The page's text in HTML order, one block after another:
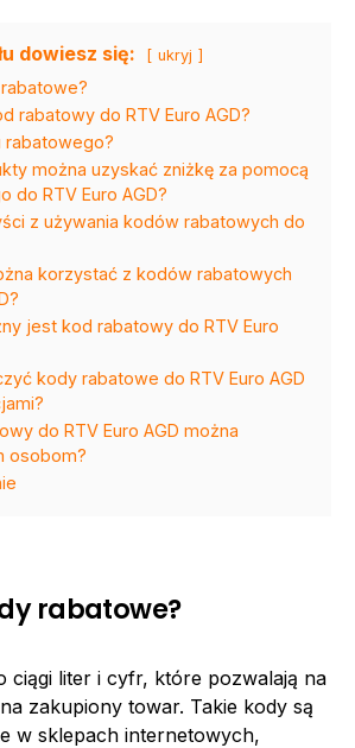
dowiesz się: ukryj
rabatowy do RTV Euro AGD?
rabatowego?
można uzyskać zniżkę za pomocą
do RTV Euro AGD?
z używania kodów rabatowych do
korzystać z kodów rabatowych
jest kod rabatowy do RTV Euro
kody rabatowe do RTV Euro AGD
do RTV Euro AGD można
osobom?
rabatowe?
ciągi liter i cyfr, które pozwalają na
zakupiony towar. Takie kody są
w sklepach internetowych,